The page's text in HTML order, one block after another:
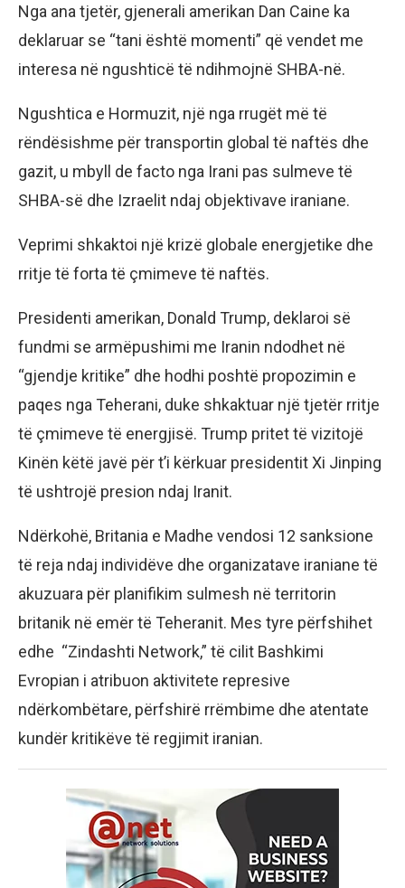
Nga ana tjetër, gjenerali amerikan Dan Caine ka
deklaruar se “tani është momenti” që vendet me
interesa në ngushticë të ndihmojnë SHBA-në.
Ngushtica e Hormuzit, një nga rrugët më të
rëndësishme për transportin global të naftës dhe
gazit, u mbyll de facto nga Irani pas sulmeve të
SHBA-së dhe Izraelit ndaj objektivave iraniane.
Veprimi shkaktoi një krizë globale energjetike dhe
rritje të forta të çmimeve të naftës.
Presidenti amerikan, Donald Trump, deklaroi së
fundmi se armëpushimi me Iranin ndodhet në
“gjendje kritike” dhe hodhi poshtë propozimin e
paqes nga Teherani, duke shkaktuar një tjetër rritje
të çmimeve të energjisë. Trump pritet të vizitojë
Kinën këtë javë për t’i kërkuar presidentit Xi Jinping
të ushtrojë presion ndaj Iranit.
Ndërkohë, Britania e Madhe vendosi 12 sanksione
të reja ndaj individëve dhe organizatave iraniane të
akuzuara për planifikim sulmesh në territorin
britanik në emër të Teheranit. Mes tyre përfshihet
edhe “Zindashti Network,” të cilit Bashkimi
Evropian i atribuon aktivitete represive
ndërkombëtare, përfshirë rrëmbime dhe atentate
kundër kritikëve të regjimit iranian.